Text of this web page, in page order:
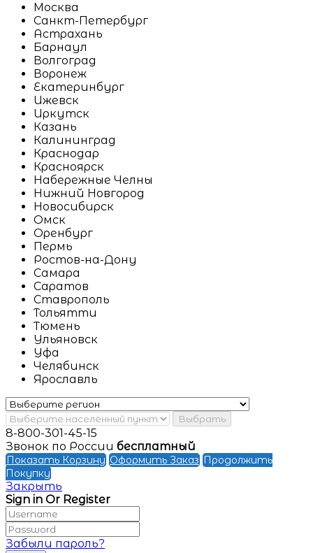
Москва
Санкт-Петербург
Астрахань
Барнаул
Волгоград
Воронеж
Екатеринбург
Ижевск
Иркутск
Казань
Калининград
Краснодар
Красноярск
Набережные Челны
Нижний Новгород
Новосибирск
Омск
Оренбург
Пермь
Ростов-на-Дону
Самара
Саратов
Ставрополь
Тольятти
Тюмень
Ульяновск
Уфа
Челябинск
Ярославль
Выбрать
8-800-301-45-15
Звонок по России бесплатный
Показать Корзину Оформить Заказ Продолжить
Покупку
Закрыть
Sign in Or Register
Забыли пароль?